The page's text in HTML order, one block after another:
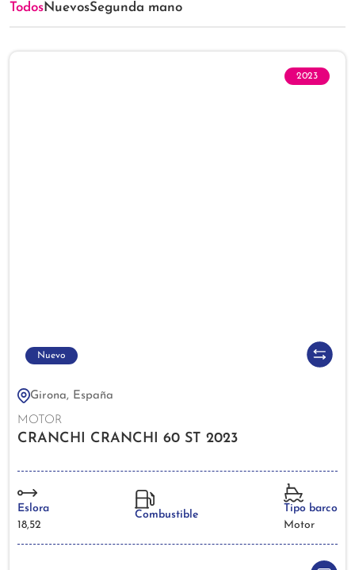
TodosNuevosSegunda mano
2023
Nuevo
Girona, España
MOTOR
CRANCHI CRANCHI 60 ST 2023
Eslora
18,52
Combustible
Tipo barco
Motor